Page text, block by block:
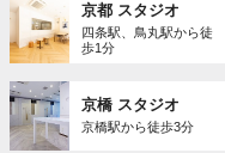
京都 スタジオ
四条駅、鳥丸駅から徒
歩1分
京橋 スタジオ
京橋駅から徒歩3分